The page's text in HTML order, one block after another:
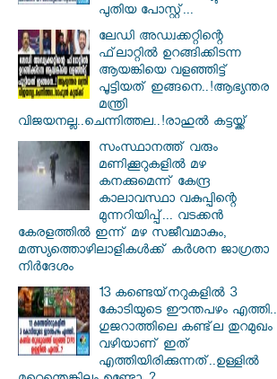
പുതിയ പോസ്റ്റ്...
ലേഡി അഡ്വക്കറ്റിന്റെ
ഫ്‌ലാറ്റിൽ ഉറങ്ങിക്കിടന്ന
ആയങ്കിയെ വളഞ്ഞിട്ട്
പൂട്ടിയത് ഇങ്ങനെ..!ആഭ്യന്തര
മന്ത്രി
വിജയനല്ല..ചെന്നിത്തല..!രാഹുൽ കട്ടയ്ക്ക്
സംസ്ഥാനത്ത് വരും
മണിക്കൂറുകളിൽ മഴ
കനക്കുമെന്ന് കേന്ദ്ര
കാലാവസ്ഥാ വകുപ്പിന്റെ
മുന്നറിയിപ്പ്... വടക്കൻ
കേരളത്തിൽ ഇന്ന് മഴ സജീവമാകും,
മത്സ്യത്തൊഴിലാളികൾക്ക് കർശന ജാഗ്രതാ
നിർദേശം
13 കണ്ടെയ്‌നറുകളിൽ 3
കോടിയുടെ ഈന്തപഴം എത്തി..
ഗുജറാത്തിലെ കണ്ട്‌ല തുറമുഖം
വഴിയാണ് ഇത്
എത്തിയിരിക്കുന്നത്..ഉള്ളിൽ